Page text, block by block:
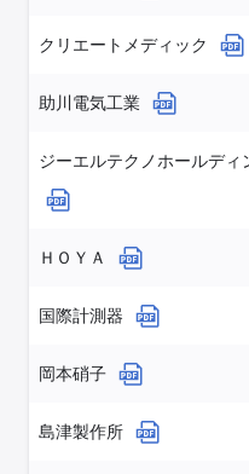
クリエートメディック
助川電気工業
ジーエルテクノホールディ
ＨＯＹＡ
国際計測器
岡本硝子
島津製作所